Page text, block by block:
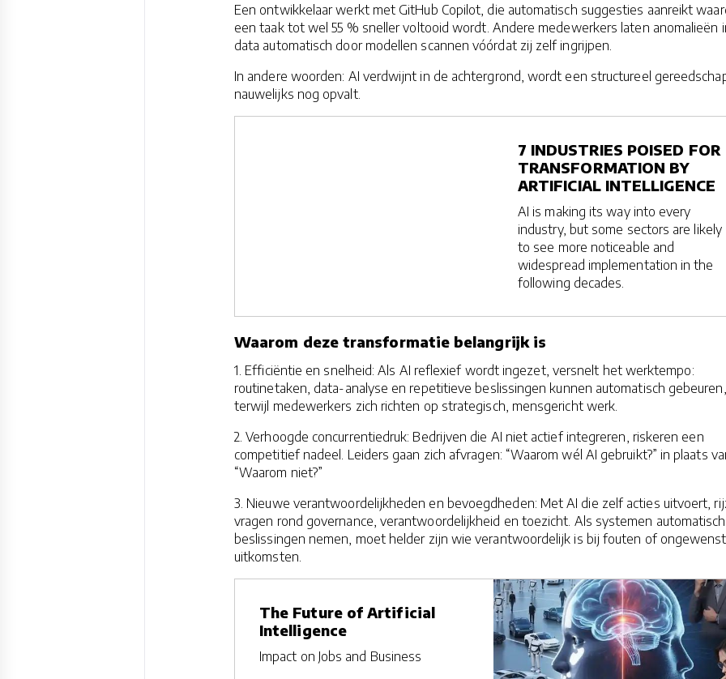
Een ontwikkelaar werkt met GitHub Copilot, die automatisch suggesties aanreikt
een taak tot wel 55 % sneller voltooid wordt. Andere medewerkers laten anomalieën
data automatisch door modellen scannen vóórdat zij zelf ingrijpen.
In andere woorden: AI verdwijnt in de achtergrond, wordt een structureel
nauwelijks nog opvalt.
7 INDUSTRIES POISED FOR
TRANSFORMATION BY
ARTIFICIAL INTELLIGENCE
AI is making its way into every
industry, but some sectors are likely
to see more noticeable and
widespread implementation in the
following decades.
Waarom deze transformatie belangrijk is
1. Efficiëntie en snelheid: Als AI reflexief wordt ingezet, versnelt het werktempo:
routinetaken, data-analyse en repetitieve beslissingen kunnen automatisch gebeuren,
terwijl medewerkers zich richten op strategisch, mensgericht werk.
2. Verhoogde concurrentiedruk: Bedrijven die AI niet actief integreren, riskeren een
competitief nadeel. Leiders gaan zich afvragen: “Waarom wél AI gebruikt?” in plaats
“Waarom niet?”
3. Nieuwe verantwoordelijkheden en bevoegdheden: Met AI die zelf acties uitvoert,
vragen rond governance, verantwoordelijkheid en toezicht. Als systemen automatisch
beslissingen nemen, moet helder zijn wie verantwoordelijk is bij fouten of
uitkomsten.
The Future of Artificial
Intelligence
Impact on Jobs and Business